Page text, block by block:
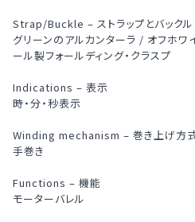
Strap/Buckle – ストラップとバックル
グリーンのアルカンターラ / オフホワ
ール製フォールディング・クラスプ
Indications – 表示
時・分・秒表示
Winding mechanism – 巻き上げ方
手巻き
Functions – 機能
モーターバレル